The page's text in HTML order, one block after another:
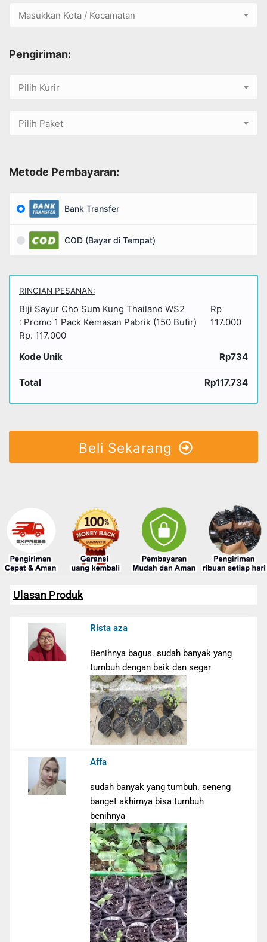
Masukkan Kota / Kecamatan
Pengiriman:
Pilih Kurir
Pilih Paket
Metode Pembayaran:
Bank Transfer
COD (Bayar di Tempat)
RINCIAN PESANAN:
Biji Sayur Cho Sum Kung Thailand WS2
: Promo 1 Pack Kemasan Pabrik (150 Butir)
Rp. 117.000
Rp
117.000
Kode Unik Rp734
Total Rp117.734
Beli Sekarang
Ulasan Produk
Rista aza
Benihnya bagus. sudah banyak yang
tumbuh dengan baik dan segar
Affa
sudah banyak yang tumbuh. seneng
banget akhirnya bisa tumbuh
benihnya